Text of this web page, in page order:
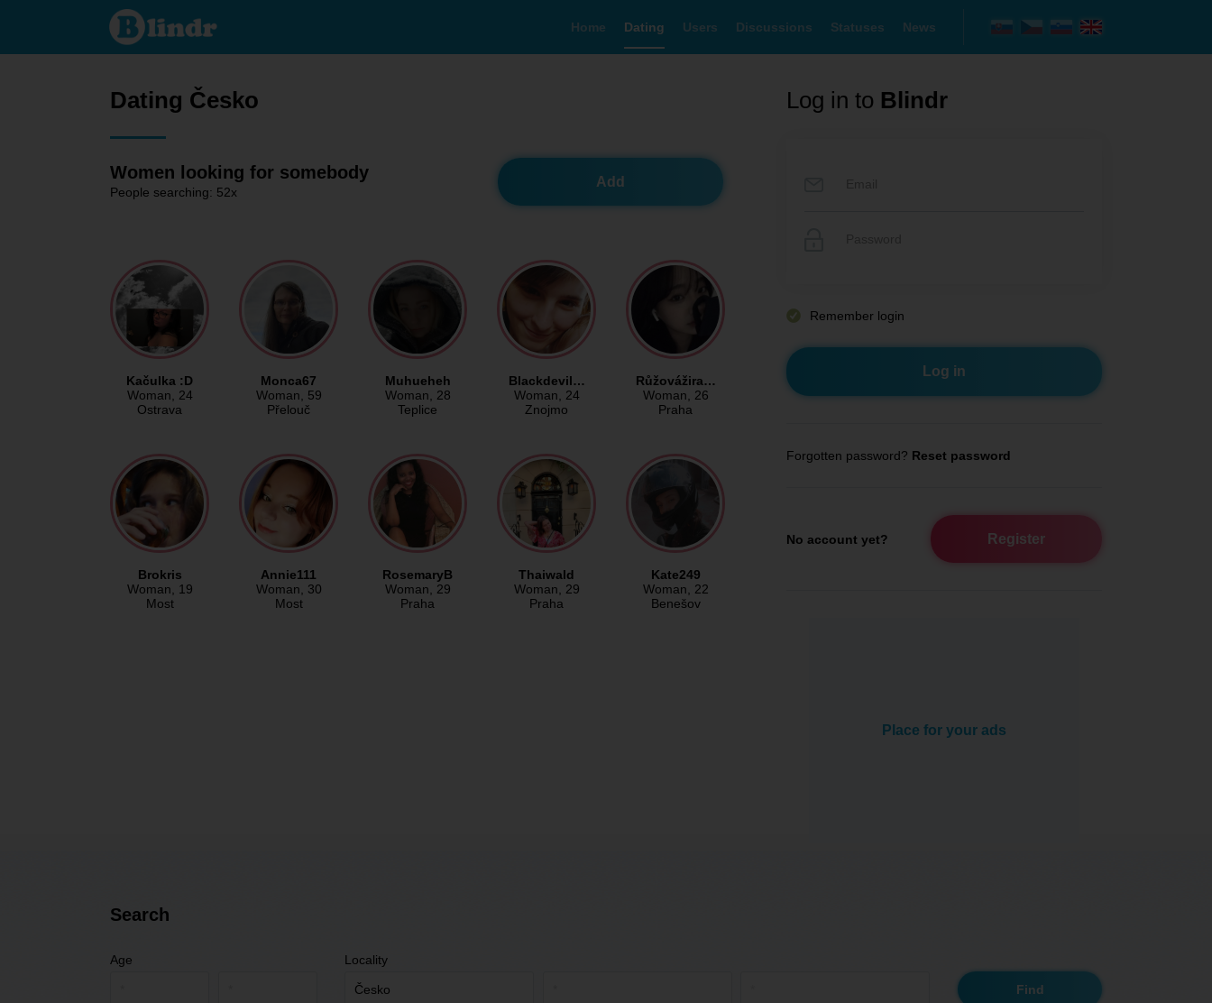
Dating -
Women
looking
Home Dating Users Discussions Statuses News
Dating Česko
Add
Women looking for somebody
People searching: 52x
Kačulka :D
Woman, 24
Ostrava
Monca67
Woman, 59
Přelouč
Muhueheh
Woman, 28
Teplice
Blackdevil…
Woman, 24
Znojmo
Růžovážira…
Woman, 26
Praha
Brokris
Woman, 19
Most
Annie111
Woman, 30
Most
RosemaryB
Woman, 29
Praha
Thaiwald
Woman, 29
Praha
Kate249
Woman, 22
Benešov
Log in to Blindr
Remember login
Forgotten password? Reset password
No account yet? Register
Place for your ads
Search
Age Locality